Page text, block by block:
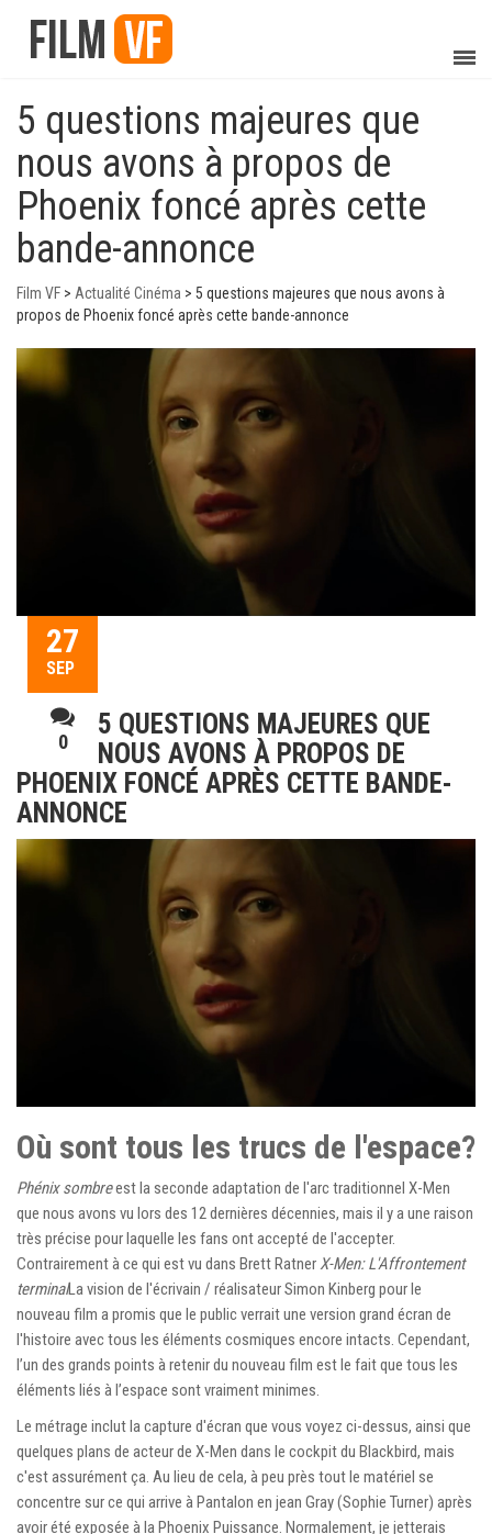
5 questions majeures que
nous avons à propos de
Phoenix foncé après cette
bande-annonce
Film VF > Actualité Cinéma > 5 questions majeures que nous avons à
propos de Phoenix foncé après cette bande-annonce
27
SEP
0
5 QUESTIONS MAJEURES QUE
NOUS AVONS À PROPOS DE
PHOENIX FONCÉ APRÈS CETTE BANDE-
ANNONCE
Où sont tous les trucs de l'espace?
Phénix sombreest la seconde adaptation de l'arc traditionnel X-Men
que nous avons vu lors des 12 dernières décennies, mais il y a une raison
très précise pour laquelle les fans ont accepté de l'accepter.
Contrairement à ce qui est vu dans Brett RatnerX-Men: L'Affrontement
terminalLa vision de l'écrivain / réalisateur Simon Kinberg pour le
nouveau film a promis que le public verrait une version grand écran de
l'histoire avec tous les éléments cosmiques encore intacts. Cependant,
l’un des grands points à retenir du nouveau film est le fait que tous les
éléments liés à l’espace sont vraiment minimes.
Le métrage inclut la capture d'écran que vous voyez ci-dessus, ainsi que
quelques plans de acteur de X-Men dans le cockpit du Blackbird, mais
c'est assurément ça. Au lieu de cela, à peu près tout le matériel se
concentre sur ce qui arrive à Pantalon en jean Gray (Sophie Turner) après
avoir été exposée à la Phoenix Puissance. Normalement, je jetterais